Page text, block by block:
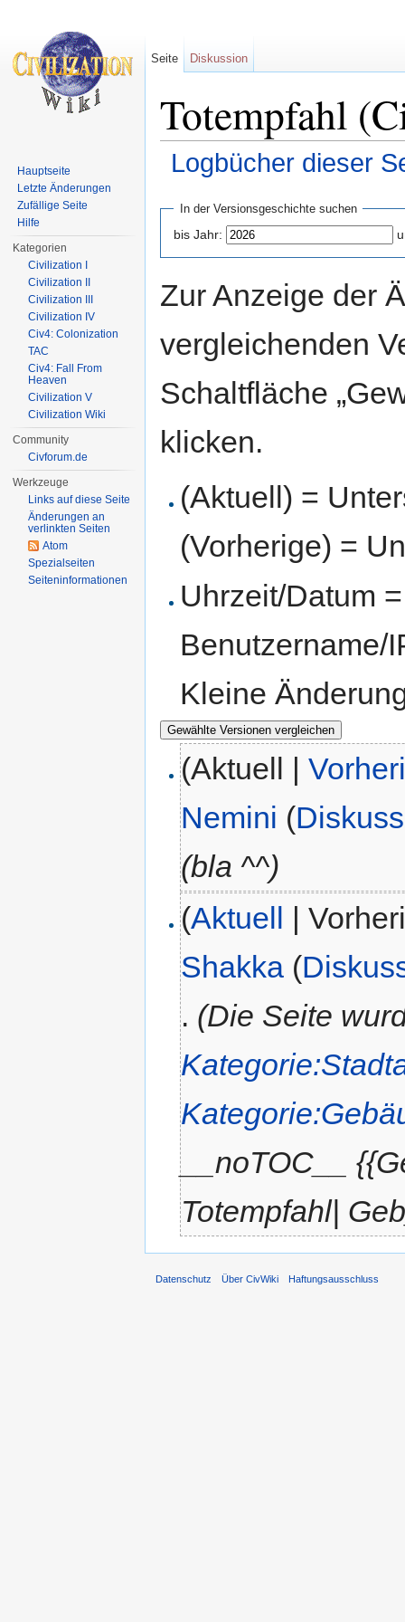
Totempfahl
Logbücher dieser
In der Versionsgeschichte suchen
bis Jahr:
Zur Anzeige der
vergleichenden
Schaltfläche
klicken.
(Aktuell) =
(Vorherige) =
Uhrzeit/Datum
Benutzername/
Kleine
(Aktuell |
Nemini (
(bla ^^)
(Aktuell |
Shakka (
. (Die Seite
__noTOC__
Totempfahl|
Seite Diskussion
Hauptseite
Letzte Änderungen
Zufällige Seite
Hilfe
Kategorien
Civilization I
Civilization II
Civilization III
Civilization IV
Civ4: Colonization
TAC
Civ4: Fall From
Heaven
Civilization V
Civilization Wiki
Community
Civforum.de
Werkzeuge
Links auf diese Seite
Änderungen an
verlinkten Seiten
Atom
Spezialseiten
Seiten­informationen
Datenschutz Über CivWiki Haftungsausschluss